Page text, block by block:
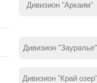
Дивизион "Аркаим"
Дивизион "Зауралье"
Дивизион "Край озер"